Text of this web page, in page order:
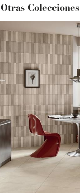
Otras Colecciones